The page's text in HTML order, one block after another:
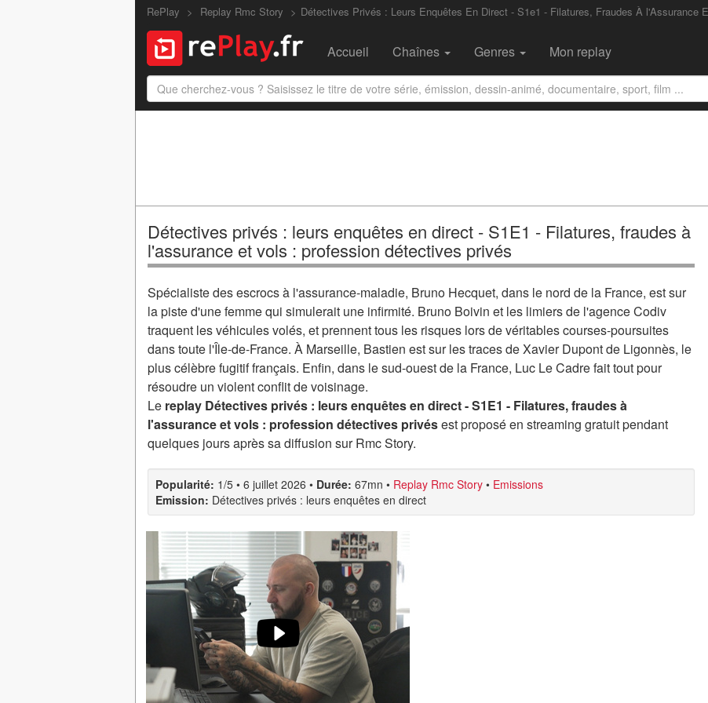
RePlay Replay Rmc Story Détectives Privés : Leurs Enquêtes En Direct - S1e1 - Filatures, Fraudes À l'Assurance
Accueil Chaînes Genres Mon replay
Détectives privés : leurs enquêtes en direct - S1E1 - Filatures, fraudes à
l'assurance et vols : profession détectives privés
Spécialiste des escrocs à l'assurance-maladie, Bruno Hecquet, dans le nord de la France, est sur
la piste d'une femme qui simulerait une infirmité. Bruno Boivin et les limiers de l'agence Codiv
traquent les véhicules volés, et prennent tous les risques lors de véritables courses-poursuites
dans toute l'Île-de-France. À Marseille, Bastien est sur les traces de Xavier Dupont de Ligonnès, le
plus célèbre fugitif français. Enfin, dans le sud-ouest de la France, Luc Le Cadre fait tout pour
résoudre un violent conflit de voisinage.
Le replay Détectives privés : leurs enquêtes en direct - S1E1 - Filatures, fraudes à
l'assurance et vols : profession détectives privésest proposé en streaming gratuit pendant
quelques jours après sa diffusion sur Rmc Story.
Popularité: 1/5 • 6 juillet 2026 • Durée: 67mn • Replay Rmc Story • Emissions
Emission: Détectives privés : leurs enquêtes en direct